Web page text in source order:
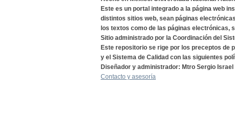
Este es un portal integrado a la página web
distintos sitios web, sean páginas
los textos como de las páginas electrónicas,
Sitio administrado por la Coordinación del
Este repositorio se rige por los preceptos de
y el Sistema de Calidad con las siguientes
Diseñador y administrador: Mtro Sergio Israel
Contacto y asesoría